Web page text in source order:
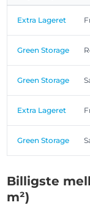
Extra Lageret
Green Storage
Green Storage
Extra Lageret
Green Storage
Billigste
m²)